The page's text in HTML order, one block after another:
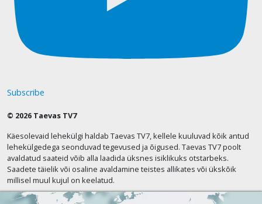
Subscribe
© 2026 Taevas TV7
Käesolevaid lehekülgi haldab Taevas TV7, kellele kuuluvad kõik antud
lehekülgedega seonduvad tegevused ja õigused. Taevas TV7 poolt
avaldatud saateid võib alla laadida üksnes isiklikuks otstarbeks.
Saadete täielik või osaline avaldamine teistes allikates või ükskõik
millisel muul kujul on keelatud.